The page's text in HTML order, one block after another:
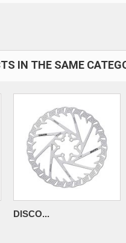
IN THE SAME
DISCO...